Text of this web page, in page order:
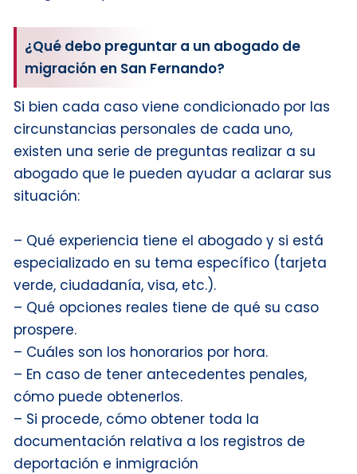
¿Qué debo preguntar a un abogado de
migración en San Fernando?
Si bien cada caso viene condicionado por las
circunstancias personales de cada uno,
existen una serie de preguntas realizar a su
abogado que le pueden ayudar a aclarar sus
situación:
– Qué experiencia tiene el abogado y si está
especializado en su tema específico (tarjeta
verde, ciudadanía, visa, etc.).
– Qué opciones reales tiene de qué su caso
prospere.
– Cuáles son los honorarios por hora.
– En caso de tener antecedentes penales,
cómo puede obtenerlos.
– Si procede, cómo obtener toda la
documentación relativa a los registros de
deportación e inmigración